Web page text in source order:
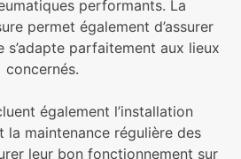
performants. La
permet également d’assurer
s’adapte parfaitement aux lieux
concernés.
également l’installation
la maintenance régulière des
leur bon fonctionnement sur